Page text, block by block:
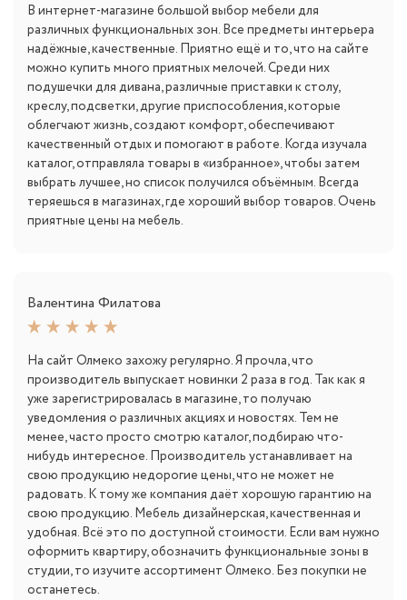
В интернет-магазине большой выбор мебели для
различных функциональных зон. Все предметы интерьера
надёжные, качественные. Приятно ещё и то, что на сайте
можно купить много приятных мелочей. Среди них
подушечки для дивана, различные приставки к столу,
креслу, подсветки, другие приспособления, которые
облегчают жизнь, создают комфорт, обеспечивают
качественный отдых и помогают в работе. Когда изучала
каталог, отправляла товары в «избранное», чтобы затем
выбрать лучшее, но список получился объёмным. Всегда
теряешься в магазинах, где хороший выбор товаров. Очень
приятные цены на мебель.
Валентина Филатова
На сайт Олмеко захожу регулярно. Я прочла, что
производитель выпускает новинки 2 раза в год. Так как я
уже зарегистрировалась в магазине, то получаю
уведомления о различных акциях и новостях. Тем не
менее, часто просто смотрю каталог, подбираю что-
нибудь интересное. Производитель устанавливает на
свою продукцию недорогие цены, что не может не
радовать. К тому же компания даёт хорошую гарантию на
свою продукцию. Мебель дизайнерская, качественная и
удобная. Всё это по доступной стоимости. Если вам нужно
оформить квартиру, обозначить функциональные зоны в
студии, то изучите ассортимент Олмеко. Без покупки не
останетесь.